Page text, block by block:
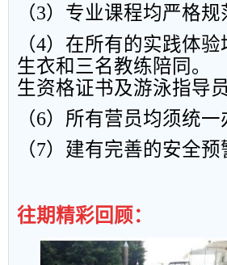
（3）专业课程均严格
（4）在所有的实践体
生衣和三名教练陪同。
生资格证书及游泳指导员
（6）所有营员均须统一
（7）建有完善的安全预
往期精彩回顾：